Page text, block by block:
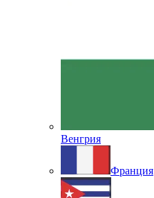
Венгрия
Франция